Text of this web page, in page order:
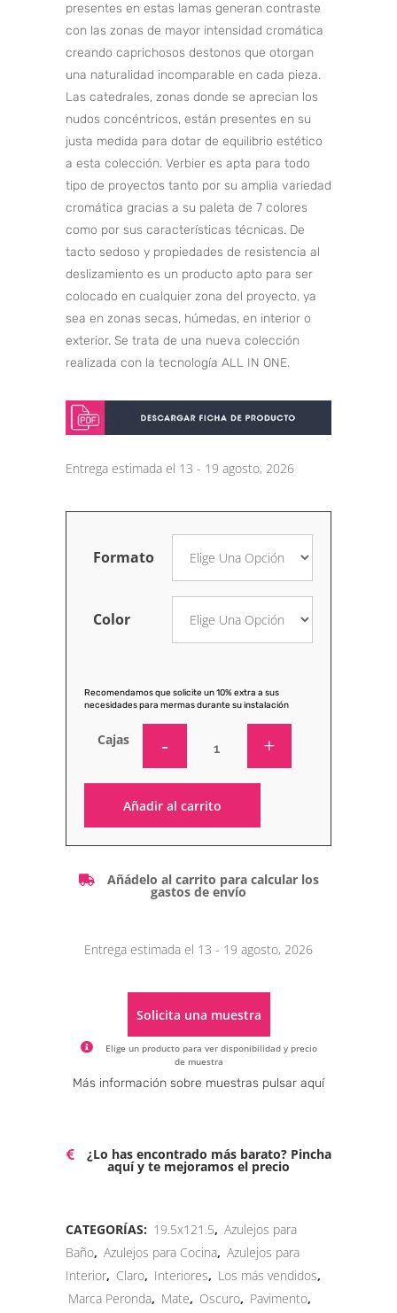
presentes en estas lamas generan contraste
con las zonas de mayor intensidad cromática
creando caprichosos destonos que otorgan
una naturalidad incomparable en cada pieza.
Las catedrales, zonas donde se aprecian los
nudos concéntricos, están presentes en su
justa medida para dotar de equilibrio estético
a esta colección. Verbier es apta para todo
tipo de proyectos tanto por su amplia variedad
cromática gracias a su paleta de 7 colores
como por sus características técnicas. De
tacto sedoso y propiedades de resistencia al
deslizamiento es un producto apto para ser
colocado en cualquier zona del proyecto, ya
sea en zonas secas, húmedas, en interior o
exterior. Se trata de una nueva colección
realizada con la tecnología ALL IN ONE.
Entrega estimada el 13 - 19 agosto, 2026
Formato
Color
Recomendamos que solicite un 10% extra a sus
necesidades para mermas durante su instalación
Cajas
Añadir al carrito
Añádelo al carrito para calcular los
gastos de envío
Entrega estimada el 13 - 19 agosto, 2026
Solicita una muestra
Elige un producto para ver disponibilidad y precio
de muestra
Alternative:
Más información sobre muestras pulsar aquí
¿Lo has encontrado más barato? Pincha
aquí y te mejoramos el precio
CATEGORÍAS: 19.5x121.5, Azulejos para
Baño, Azulejos para Cocina, Azulejos para
Interior, Claro, Interiores, Los más vendidos,
Marca Peronda, Mate, Oscuro, Pavimento,